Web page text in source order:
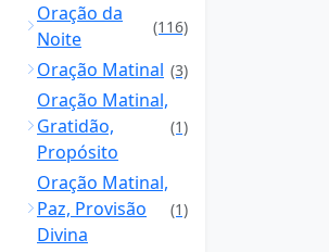
Oração da
Noite
(116)
Oração Matinal (3)
Oração Matinal,
Gratidão,
Propósito
(1)
Oração Matinal,
Paz, Provisão
Divina
(1)